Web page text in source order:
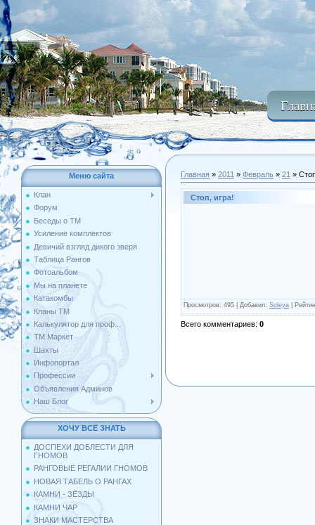
Меню сайта
Клан
Форум
Беседы о ТМ
Усиление комплектов
Девичий взгляд дикого зверя
Таблица Рангов
Фотоальбом
Мы на планете
Катакомбы
Кланы ТМ
Калькулятор для проф...
ТМ Маркет
Шахты
Инфопортал
Профессии
Объявления Админов
Наш Блог
ХОЧУ ВСЁ ЗНАТЬ
ДОСПЕХИ ДОБЛЕСТИ ДЛЯ
ГНОМОВ
РАНГОВЫЕ РЕГАЛИИ ГНОМОВ
НОВАЯ ТАБЕЛЬ О РАНГАХ
КАМНИ - ЗЁЗДЫ
КАМНИ ЧАР
ЗНАКИ МАСТЕРСТВА
Главная » 2011 » Февраль » 21 »
Стоп, игра!
Просмотров: 495 | Добавил: Soleya
Всего комментариев: 0